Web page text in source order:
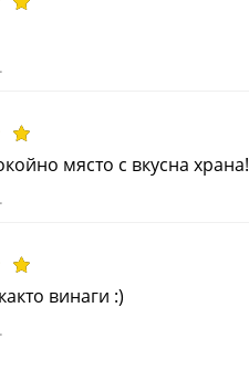
място с вкусна храна!
винаги :)